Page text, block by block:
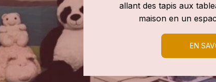
allant des tapis aux
maison en un
EN